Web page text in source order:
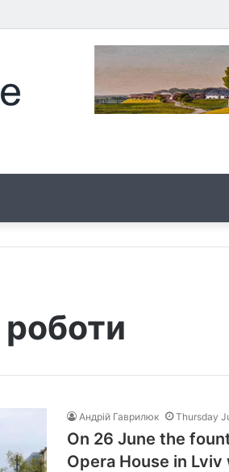
роботи
Андрій Гаврилюк Thursday
On 26 June the
Opera House in